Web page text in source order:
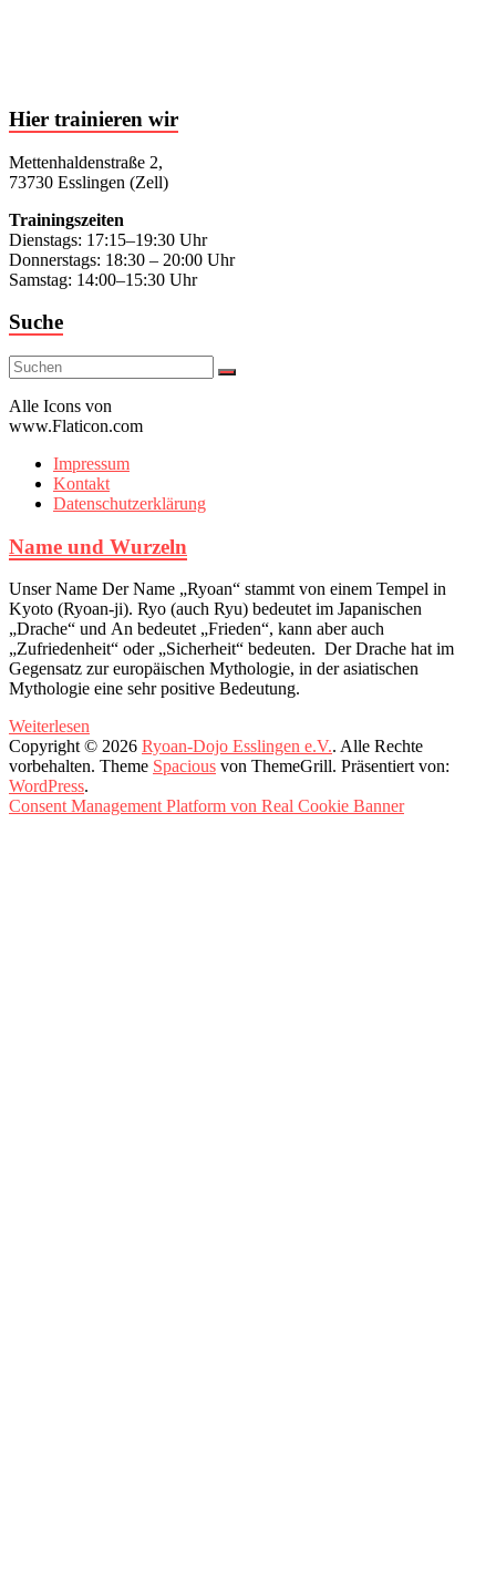
Hier trainieren wir
Mettenhaldenstraße 2,
73730 Esslingen (Zell)
Trainingszeiten
Dienstags: 17:15–19:30 Uhr
Donnerstags: 18:30 – 20:00 Uhr
Samstag: 14:00–15:30 Uhr
Suche
Alle Icons von
www.Flaticon.com
Impressum
Kontakt
Datenschutzerklärung
Name und Wurzeln
Unser Name Der Name „Ryoan“ stammt von einem Tempel in
Kyoto (Ryoan-ji). Ryo (auch Ryu) bedeutet im Japanischen
„Drache“ und An bedeutet „Frieden“, kann aber auch
„Zufriedenheit“ oder „Sicherheit“ bedeuten. Der Drache hat im
Gegensatz zur europäischen Mythologie, in der asiatischen
Mythologie eine sehr positive Bedeutung.
Weiterlesen
Copyright © 2026 Ryoan-Dojo Esslingen e.V.. Alle Rechte
vorbehalten. Theme Spacious von ThemeGrill. Präsentiert von:
WordPress.
Consent Management Platform von Real Cookie Banner